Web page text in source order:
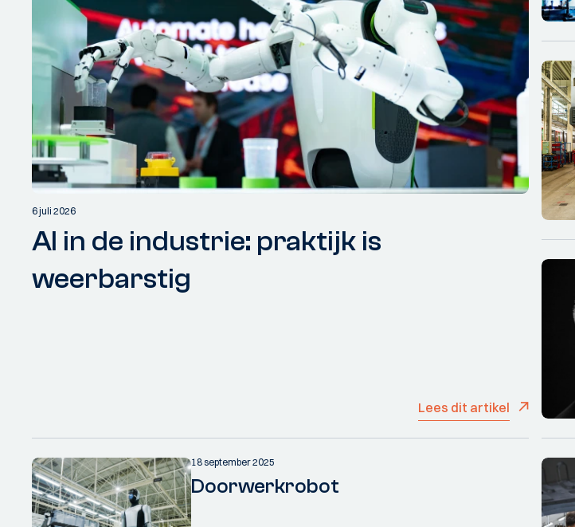
6 juli 2026
AI in de industrie: praktijk is
weerbarstig
Lees dit artikel
18 september 2025
Doorwerkrobot